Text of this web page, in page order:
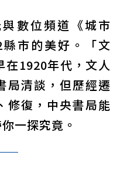
數位頻道《城市
市的美好。「文
在1920年代，文人
局清談，但歷經遷
修復，中央書局能
一探究竟。